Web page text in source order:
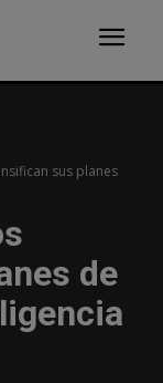
sus planes
de